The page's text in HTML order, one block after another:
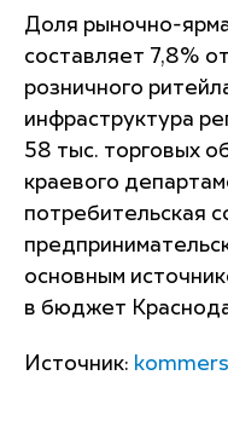
Доля рыночно-
составляет 7,8%
розничного
инфраструктура
58 тыс. торговых
краевого
потребительская
основным
в бюджет
Источник: